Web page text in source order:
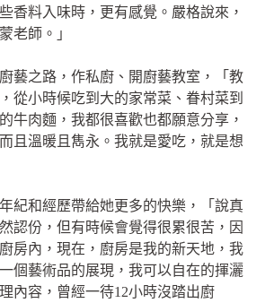
香料入味時，更有感覺。嚴格說來，
老師。」
藝之路，作私廚、開廚藝教室，「教
從小時候吃到大的家常菜、眷村菜到
牛肉麵，我都很喜歡也都願意分享，
且溫暖且雋永。我就是愛吃，就是想
紀和經歷帶給她更多的快樂，「說真
認份，但有時候會覺得很累很苦，因
房內，現在，廚房是我的新天地，我
個藝術品的展現，我可以自在的揮灑
內容，曾經一待12小時沒踏出廚